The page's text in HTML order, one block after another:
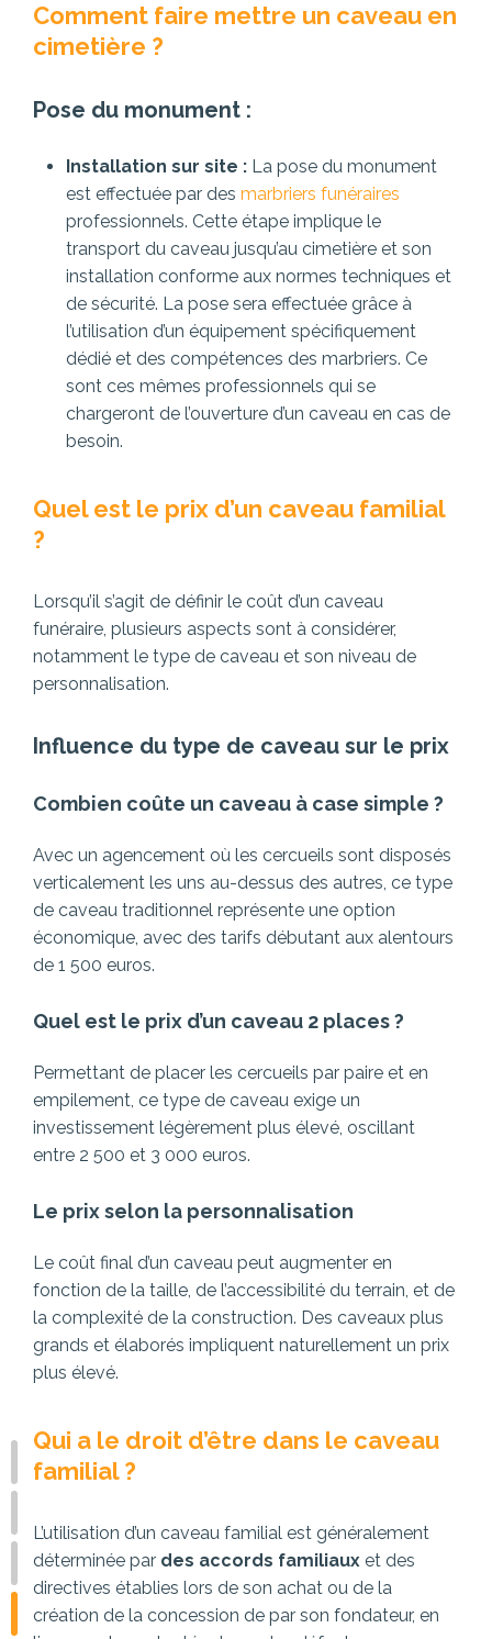
Comment faire mettre un caveau en
cimetière ?
Pose du monument :
Installation sur site : La pose du monument
est effectuée par des marbriers funéraires
professionnels. Cette étape implique le
transport du caveau jusqu’au cimetière et son
installation conforme aux normes techniques et
de sécurité. La pose sera effectuée grâce à
l’utilisation d’un équipement spécifiquement
dédié et des compétences des marbriers. Ce
sont ces mêmes professionnels qui se
chargeront de l’ouverture d’un caveau en cas de
besoin.
Quel est le prix d’un caveau familial
?
Lorsqu’il s’agit de définir le coût d’un caveau
funéraire, plusieurs aspects sont à considérer,
notamment le type de caveau et son niveau de
personnalisation.
Influence du type de caveau sur le prix
Combien coûte un caveau à case simple ?
Avec un agencement où les cercueils sont disposés
verticalement les uns au-dessus des autres, ce type
de caveau traditionnel représente une option
économique, avec des tarifs débutant aux alentours
de 1 500 euros.
Quel est le prix d’un caveau 2 places ?
Permettant de placer les cercueils par paire et en
empilement, ce type de caveau exige un
investissement légèrement plus élevé, oscillant
entre 2 500 et 3 000 euros.
Le prix selon la personnalisation
Le coût final d’un caveau peut augmenter en
fonction de la taille, de l’accessibilité du terrain, et de
la complexité de la construction. Des caveaux plus
grands et élaborés impliquent naturellement un prix
plus élevé.
Qui a le droit d’être dans le caveau
familial ?
L’utilisation d’un caveau familial est généralement
déterminée par des accords familiaux et des
directives établies lors de son achat ou de la
création de la concession de par son fondateur, en